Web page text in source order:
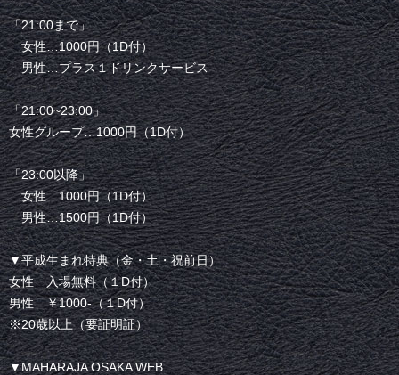
「21:00まで」
女性…1000円（1D付）
男性…プラス１ドリンクサービス
「21:00~23:00」
女性グループ…1000円（1D付）
「23:00以降」
女性…1000円（1D付）
男性…1500円（1D付）
▼平成生まれ特典（金・土・祝前日）
女性 入場無料（１D付）
男性 ￥1000-（１D付）
※20歳以上（要証明証）
▼MAHARAJA OSAKA WEB